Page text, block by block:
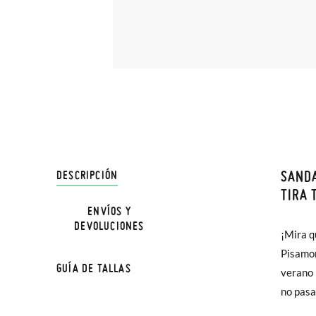
DESCRIPCIÓN
TIRA
¡Mira
verano
no
ENVÍOS Y
DEVOLUCIONES
En
hasta
poco
En
Sólo
GUÍA DE TALLAS
la
TALLA